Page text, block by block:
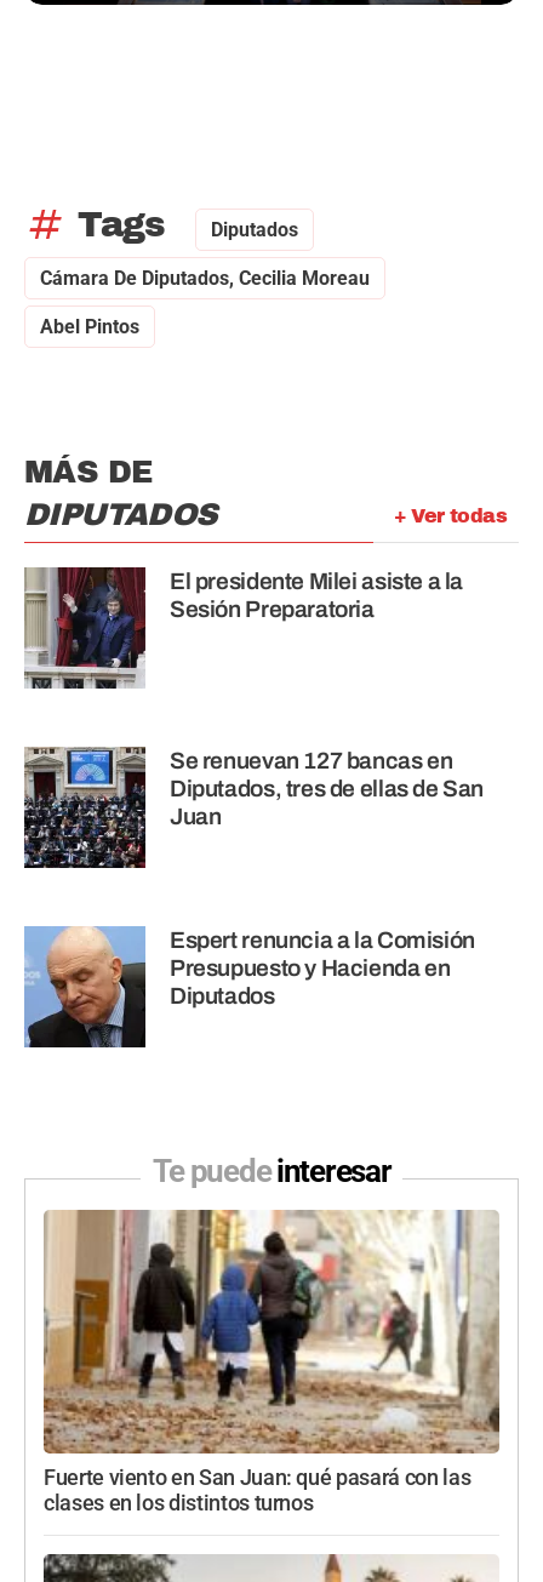
tag Tags Diputados
Cámara De Diputados, Cecilia Moreau
Abel Pintos
+ Ver todas
MÁS DE
DIPUTADOS
El presidente Milei asiste a la
Sesión Preparatoria
Se renuevan 127 bancas en
Diputados, tres de ellas de San
Juan
Espert renuncia a la Comisión
Presupuesto y Hacienda en
Diputados
Te puedeinteresar
Fuerte viento en San Juan: qué pasará con las
clases en los distintos turnos